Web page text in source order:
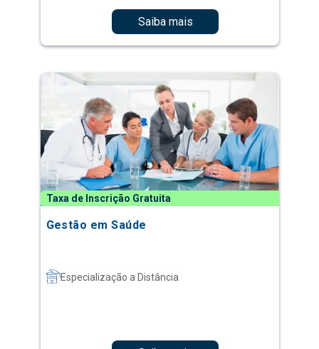
Saiba mais
Taxa de Inscrição Gratuita
Gestão em Saúde
Especialização a Distância